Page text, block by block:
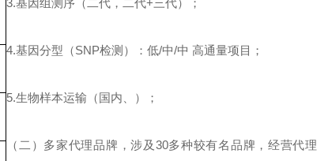
3.基因组测序（二代，二代+三代）；
4.基因分型（SNP检测）：低/中/中 高通量项目；
5.生物样本运输（国内、）；
（二）多家代理品牌，涉及 30多种较有名品牌，经营代理